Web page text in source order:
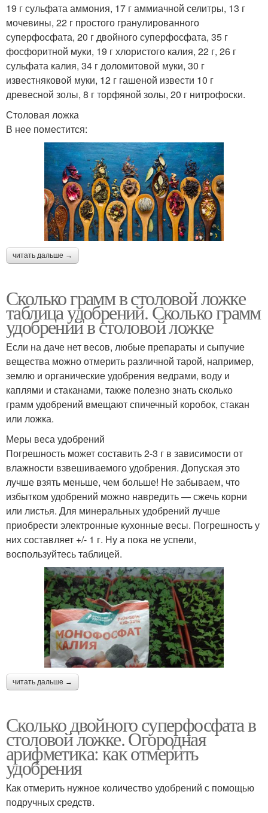
19 г сульфата аммония, 17 г аммиачной селитры, 13 г
мочевины, 22 г простого гранулированного
суперфосфата, 20 г двойного суперфосфата, 35 г
фосфоритной муки, 19 г хлористого калия, 22 г, 26 г
сульфата калия, 34 г доломитовой муки, 30 г
известняковой муки, 12 г гашеной извести 10 г
древесной золы, 8 г торфяной золы, 20 г нитрофоски.
Столовая ложка
В нее поместится:
читать дальше →
Сколько грамм в столовой ложке
таблица удобрений. Сколько грамм
удобрений в столовой ложке
Если на даче нет весов, любые препараты и сыпучие
вещества можно отмерить различной тарой, например,
землю и органические удобрения ведрами, воду и
каплями и стаканами, также полезно знать сколько
грамм удобрений вмещают спичечный коробок, стакан
или ложка.
Меры веса удобрений
Погрешность может составить 2-3 г в зависимости от
влажности взвешиваемого удобрения. Допуская это
лучше взять меньше, чем больше! Не забываем, что
избытком удобрений можно навредить — сжечь корни
или листья. Для минеральных удобрений лучше
приобрести электронные кухонные весы. Погрешность у
них составляет +/- 1 г. Ну а пока не успели,
воспользуйтесь таблицей.
читать дальше →
Сколько двойного суперфосфата в
столовой ложке. Огородная
арифметика: как отмерить
удобрения
Как отмерить нужное количество удобрений с помощью
подручных средств.